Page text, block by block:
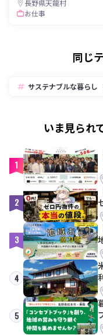
長野県天龍村
お仕事
同じ
サステナブルな暮らし
いま見られ
1
2
3
4
5